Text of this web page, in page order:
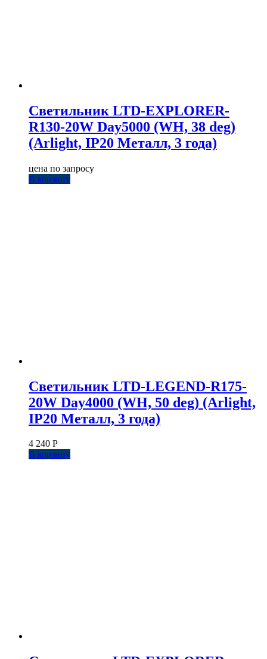
Светильник LTD-EXPLORER-
R130-20W Day5000 (WH, 38 deg)
(Arlight, IP20 Металл, 3 года)
цена по запросу
В корзину
Светильник LTD-LEGEND-R175-
20W Day4000 (WH, 50 deg) (Arlight,
IP20 Металл, 3 года)
4 240 Р
В корзину